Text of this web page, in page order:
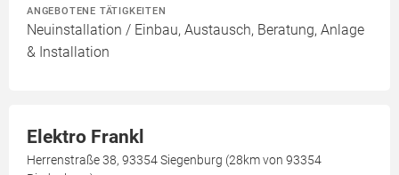
ANGEBOTENE TÄTIGKEITEN
Neuinstallation / Einbau, Austausch, Beratung, Anlage
& Installation
Elektro Frankl
Herrenstraße 38, 93354 Siegenburg (28km von 93354